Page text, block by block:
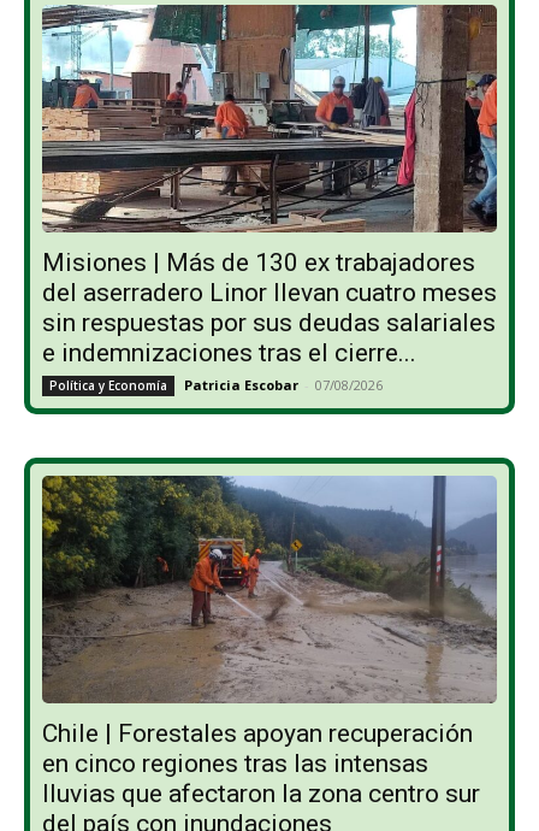
Misiones | Más de 130 ex trabajadores
del aserradero Linor llevan cuatro meses
sin respuestas por sus deudas salariales
e indemnizaciones tras el cierre...
Política y Economía Patricia Escobar - 07/08/2026
Chile | Forestales apoyan recuperación
en cinco regiones tras las intensas
lluvias que afectaron la zona centro sur
del país con inundaciones